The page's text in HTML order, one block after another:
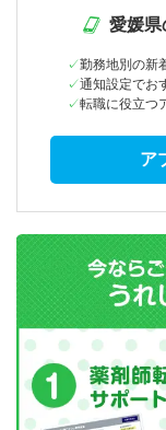
愛媛県
勤務地別の新
通知設定でお
転職に役立つ
ア